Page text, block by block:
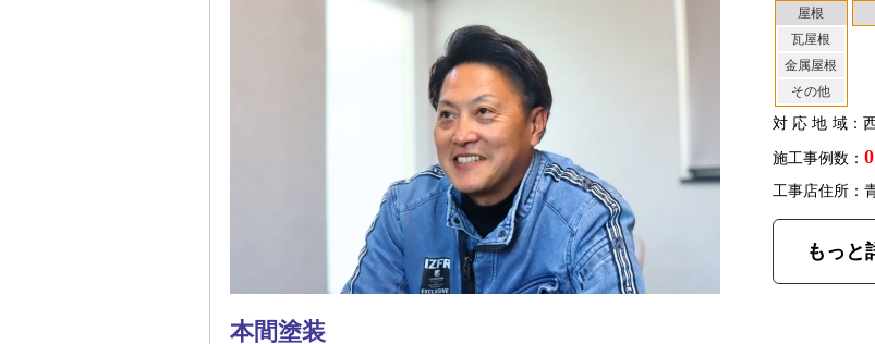
屋根
瓦屋根
金属屋根
その他
対応地域：
施工事例数： 0
工事店住所：
もっと
本間塗装